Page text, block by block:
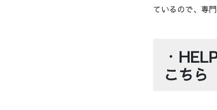
ているので、専
・
こちら